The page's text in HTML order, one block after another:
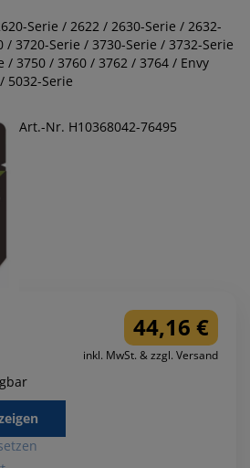
Serie / 2622 / 2630-Serie / 2632-
/ 3720-Serie / 3730-Serie / 3732-Serie
/ 3750 / 3760 / 3762 / 3764 / Envy
5032-Serie
Art.-Nr. H10368042-76495
44,16 €
inkl. MwSt. & zzgl. Versand